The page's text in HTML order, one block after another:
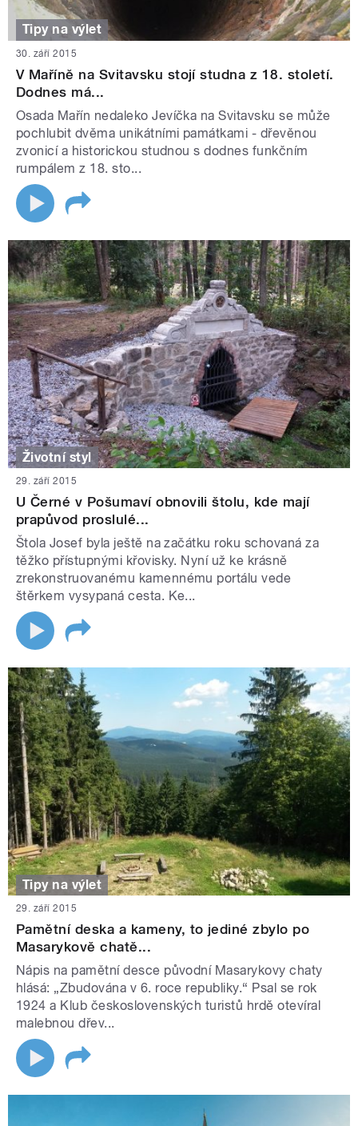
Tipy na výlet
30. září 2015
V Maříně na Svitavsku stojí studna z 18. století.
Dodnes má...
Osada Mařín nedaleko Jevíčka na Svitavsku se může
pochlubit dvěma unikátními památkami - dřevěnou
zvonicí a historickou studnou s dodnes funkčním
rumpálem z 18. sto...
Životní styl
29. září 2015
U Černé v Pošumaví obnovili štolu, kde mají
prapůvod proslulé...
Štola Josef byla ještě na začátku roku schovaná za
těžko přístupnými křovisky. Nyní už ke krásně
zrekonstruovanému kamennému portálu vede
štěrkem vysypaná cesta. Ke...
Tipy na výlet
29. září 2015
Pamětní deska a kameny, to jediné zbylo po
Masarykově chatě...
Nápis na pamětní desce původní Masarykovy chaty
hlásá: „Zbudována v 6. roce republiky.“ Psal se rok
1924 a Klub československých turistů hrdě otevíral
malebnou dřev...